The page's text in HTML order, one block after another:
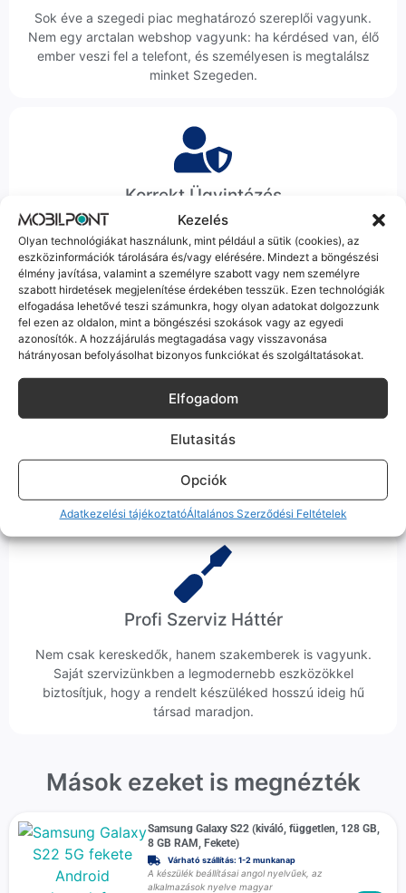
Kezelés
Olyan technológiákat használunk, mint például a sütik (cookies), az
eszközinformációk tárolására és/vagy elérésére. Mindezt a böngészési
élmény javítása, valamint a személyre szabott vagy nem személyre
szabott hirdetések megjelenítése érdekében tesszük. Ezen technológiák
elfogadása lehetővé teszi számunkra, hogy olyan adatokat dolgozzunk
fel ezen az oldalon, mint a böngészési szokások vagy az egyedi
azonosítók. A hozzájárulás megtagadása vagy visszavonása
hátrányosan befolyásolhat bizonyos funkciókat és szolgáltatásokat.
Elfogadom
Elutasitás
Opciók
Adatkezelési tájékoztatóÁltalános Szerződési Feltételek
Sok éve a szegedi piac meghatározó szereplői vagyunk.
Nem egy arctalan webshop vagyunk: ha kérdésed van, élő
ember veszi fel a telefont, és személyesen is megtalálsz
minket Szegeden.
Korrekt Ügyintézés
Hibázni emberi dolog, de a felelősségvállalás nálunk alap.
Ha ritkán előfordul egy hiba, nem kifogásokat keresünk,
hanem megoldást. Szakértő kollégáink azonnal kézbe
veszik az ügyedet.
Ingyenes Futár & Szerviz
Ha messze laksz, mi megyünk a készülékért. Garanciális
probléma esetén küldjük a futárt, bevizsgáljuk a telefont, és
javítva vagy cserélve küldjük vissza – neked ez 0 Ft
költséggel jár.
Profi Szerviz Háttér
Nem csak kereskedők, hanem szakemberek is vagyunk.
Saját szervizünkben a legmodernebb eszközökkel
biztosítjuk, hogy a rendelt készüléked hosszú ideig hű
társad maradjon.
Mások ezeket is megnézték
Samsung Galaxy S22 (kiváló, független, 128 GB,
8 GB RAM, Fekete)
Várható szállítás: 1-2 munkanap
A készülék beállításai angol nyelvűek, az
alkalmazások nyelve magyar